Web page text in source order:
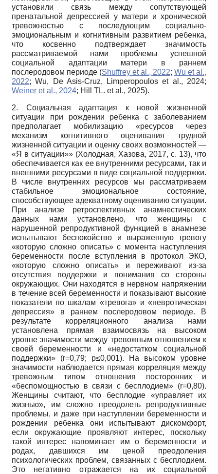
установили связь между сопутствующей
пренатальной депрессией у матери и хронической
тревожностью с последующим социально-
эмоциональным и когнитивным развитием ребенка,
что косвенно подтверждает значимость
рассматриваемой нами проблемы успешной
социальной адаптации матери в раннем
послеродовом периоде (Shuffrey et al., 2022; Wu et al.,
2022; Wu, De Asis-Cruz, Limperopoulos et al., 2024;
Weiner et al., 2024; Hill TL. et al., 2025).
2. Социальная адаптация к новой жизненной
ситуации при рождении ребенка с заболеванием
предполагает мобилизацию «ресурсов через
механизм когнитивного оценивания трудной
жизненной ситуации и оценку своих возможностей —
«Я в ситуации»» (Холодная, Хазова, 2017, с. 13), что
обеспечивается как ее внутренними ресурсами, так и
внешними ресурсами в виде социальной поддержки.
В числе внутренних ресурсов мы рассматриваем
стабильное эмоциональное состояние,
способствующее адекватному оцениванию ситуации.
При анализе ретроспективных анамнестических
данных нами установлено, что женщины с
нарушенной репродуктивной функцией в анамнезе
испытывают беспокойство и выраженную тревогу
«которую сложно описать» с момента наступления
беременности после вступления в протокол ЭКО,
«которую сложно описать» и переживают из-за
отсутствия поддержки и понимания со стороны
окружающих. Они находятся в нервном напряжении
в течение всей беременности и показывают высокие
показатели по шкалам «тревога» и «невротическая
депрессия» в раннем послеродовом периоде. В
результате корреляционного анализа нами
установлена прямая взаимосвязь на высоком
уровне значимости между тревожным отношением к
своей беременности и «недостатком социальной
поддержки» (r=0,79; p≤0,001). На высоком уровне
значимости наблюдается прямая корреляция между
тревожным типом отношения посторонних и
«беспомощностью в связи с бесплодием» (r=0,80).
Женщины считают, что бесплодие «управляет их
жизнью», им сложно преодолеть репродуктивные
проблемы, и даже при наступлении беременности и
рождении ребенка они испытывают дискомфорт,
если окружающие проявляют интерес, поскольку
такой интерес напоминает им о беременности и
родах, давшихся им ценой преодоления
психологических проблем, связанных с бесплодием.
Это негативно отражается на их социальной